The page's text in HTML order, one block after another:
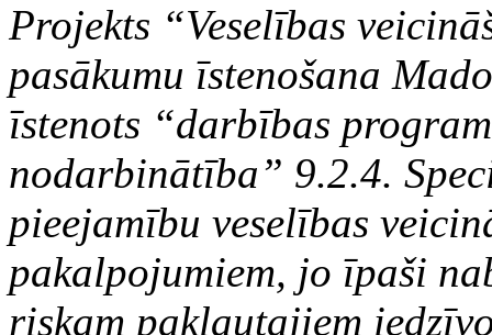
Projekts “Veselības
pasākumu īstenošana
īstenots “darbības
nodarbinātība” 9.2.4.
pieejamību veselības
pakalpojumiem, jo īpaši
riskam pakļautajiem